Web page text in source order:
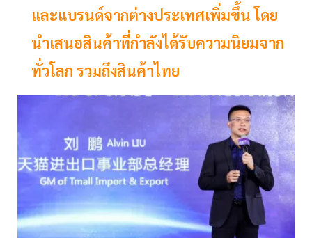
และแบรนด์จากต่างประเทศเพิ่มขึ้น โดย
นำเสนอสินค้าที่กำลังได้รับความนิยมจาก
ทั่วโลก รวมถึงสินค้าไทย